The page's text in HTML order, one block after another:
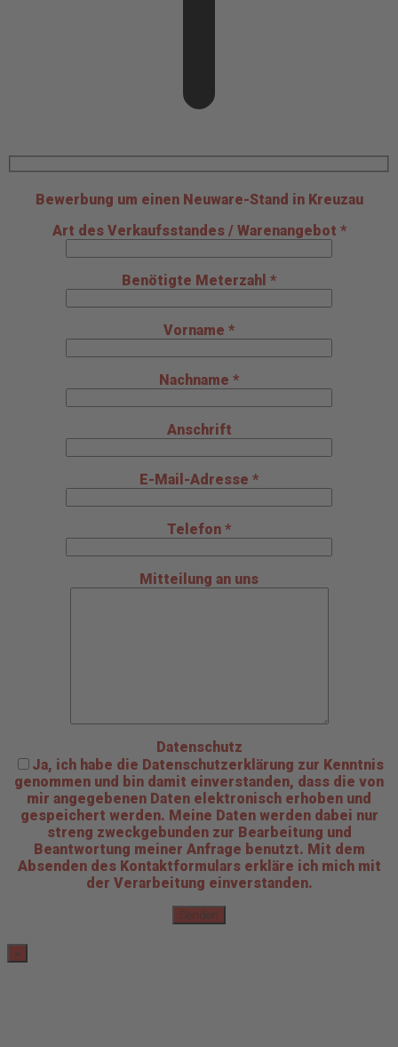
Bewerbung um einen Neuware-Stand in Kreuzau
Art des Verkaufsstandes / Warenangebot *
Benötigte Meterzahl *
Vorname *
Nachname *
Anschrift
E-Mail-Adresse *
Telefon *
Mitteilung an uns
Datenschutz
Ja, ich habe die Datenschutzerklärung zur Kenntnis
genommen und bin damit einverstanden, dass die von
mir angegebenen Daten elektronisch erhoben und
gespeichert werden. Meine Daten werden dabei nur
streng zweckgebunden zur Bearbeitung und
Beantwortung meiner Anfrage benutzt. Mit dem
Absenden des Kontaktformulars erkläre ich mich mit
der Verarbeitung einverstanden.
×